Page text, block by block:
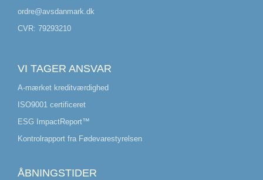
ordre@avsdanmark.dk
CVR: 79293210
VI TAGER ANSVAR
A-mærket kreditværdighed
ISO9001 certificeret
ESG ImpactReport™
Kontrolrapport fra Fødevarestyrelsen
ÅBNINGSTIDER